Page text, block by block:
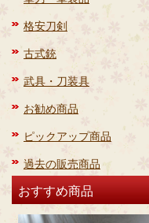
格安刀剣
古式銃
武具・刀装具
お勧め商品
ピックアップ商品
過去の販売商品
おすすめ商品